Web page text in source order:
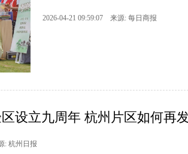
2026-04-21 09:59:07 来源: 每日商报
设立九周年 杭州片区如何再
: 杭州日报